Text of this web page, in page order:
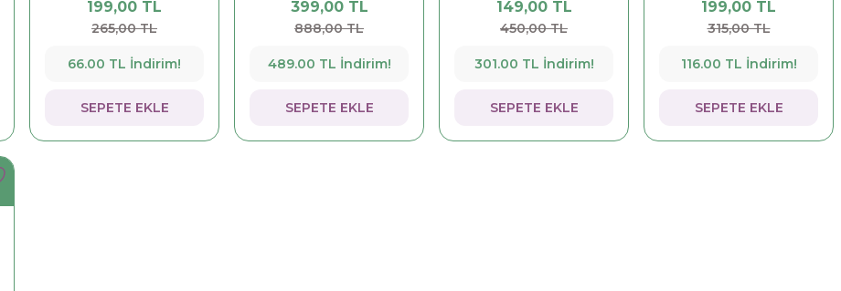
199,00 TL
265,00 TL
66.00 TL İndirim!
SEPETE EKLE
399,00 TL
888,00 TL
489.00 TL İndirim!
SEPETE EKLE
149,00 TL
450,00 TL
301.00 TL İndirim!
SEPETE EKLE
199,00 TL
315,00 TL
116.00 TL İndirim!
SEPETE EKLE